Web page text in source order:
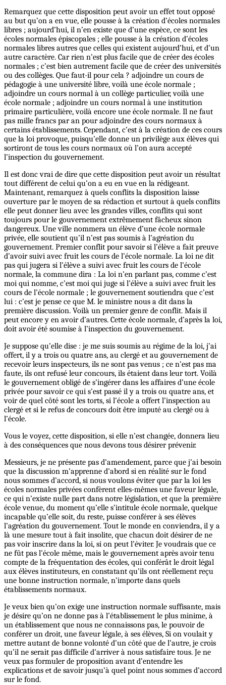
Remarquez que cette disposition peut avoir un effet tout opposé
au but qu’on a en vue, elle pousse à la création d’écoles normales
libres ; aujourd’hui, il n’en existe que d’une espèce, ce sont les
écoles normales épiscopales ; elle pousse à la création d’écoles
normales libres autres que celles qui existent aujourd’hui, et d’un
autre caractère. Car rien n’est plus facile que de créer des écoles
normales ; c’est bien autrement facile que de créer des universités
ou des collèges. Que faut-il pour cela ? adjoindre un cours de
pédagogie à une université libre, voilà une école normale ;
adjoindre un cours normal à un collège particulier, voilà une
école normale ; adjoindre un cours normal à une institution
primaire particulière, voilà encore une école normale. Il ne faut
pas mille francs par an pour adjoindre des cours normaux à
certains établissements. Cependant, c’est à la création de ces cours
que la loi provoque, puisqu’elle donne un privilège aux élèves qui
sortiront de tous les cours normaux où l’on aura accepté
l’inspection du gouvernement.
Il est donc vrai de dire que cette disposition peut avoir un résultat
tout différent de celui qu’on a eu en vue en la rédigeant.
Maintenant, remarquez à quels conflits la disposition laisse
ouverture par le moyen de sa rédaction et surtout à quels conflits
elle peut donner lieu avec les grandes villes, conflits qui sont
toujours pour le gouvernement extrêmement fâcheux sinon
dangereux. Une ville nommera un élève d’une école normale
privée, elle soutient qu’il n’est pas soumis à l’agréation du
gouvernement. Premier conflit pour savoir si l’élève a fait preuve
d’avoir suivi avec fruit les cours de l’école normale. La loi ne dit
pas qui jugera si l’élève a suivi avec fruit les cours de l’école
normale, la commune dira : La loi n’en parlant pas, comme c’est
moi qui nomme, c’est moi qui juge si l’élève a suivi avec fruit les
cours de l’école normale ; le gouvernement soutiendra que c’est
lui : c’est je pense ce que M. le ministre nous a dit dans la
première discussion. Voilà un premier genre de conflit. Mais il
peut encore y en avoir d’autres. Cette école normale, d’après la loi,
doit avoir été soumise à l’inspection du gouvernement.
Je suppose qu’elle dise : je me suis soumis au régime de la loi, j’ai
offert, il y a trois ou quatre ans, au clergé et au gouvernement de
recevoir leurs inspecteurs, ils ne sont pas venus ; ce n’est pas ma
faute, ils ont refusé leur concours, ils étaient dans leur tort. Voilà
le gouvernement obligé de s’ingérer dans les affaires d’une école
privée pour savoir ce qui s’est passé il y a trois ou quatre ans, et
voir de quel côté sont les torts, si l’école a offert l’inspection au
clergé et si le refus de concours doit être imputé au clergé ou à
l’école.
Vous le voyez, cette disposition, si elle n’est changée, donnera lieu
à des conséquences que nous devons tous désirer prévenir.
Messieurs, je ne présente pas d’amendement, parce que j’ai besoin
que la discussion m’apprenne d’abord si en réalité sur le fond
nous sommes d’accord, si nous voulons éviter que par la loi les
écoles normales privées confèrent elles-mêmes une faveur légale,
ce qui n’existe nulle part dans notre législation, et que la première
école venue, du moment qu’elle s’intitule école normale, quelque
incapable qu’elle soit, du reste, puisse conférer à ses élèves
l’agréation du gouvernement. Tout le monde en conviendra, il y a
là une mesure tout à fait insolite, que chacun doit désirer de ne
pas voir inscrire dans la loi, si on peut l’éviter. Je voudrais que ce
ne fût pas l’école même, mais le gouvernement après avoir tenu
compte de la fréquentation des écoles, qui conférât le droit légal
aux élèves instituteurs, en constatant qu’ils ont réellement reçu
une bonne instruction normale, n’importe dans quels
établissements normaux.
Je veux bien qu’on exige une instruction normale suffisante, mais
je désire qu’on ne donne pas à l’établissement le plus minime, à
un établissement que nous ne connaissons pas, le pouvoir de
conférer un droit, une faveur légale, à ses élèves, Si on voulait y
mettre autant de bonne volonté d’un côté que de l’autre, je crois
qu’il ne serait pas difficile d’arriver à nous satisfaire tous. Je ne
veux pas formuler de proposition avant d’entendre les
explications et de savoir jusqu’à quel point nous sommes d’accord
sur le fond.